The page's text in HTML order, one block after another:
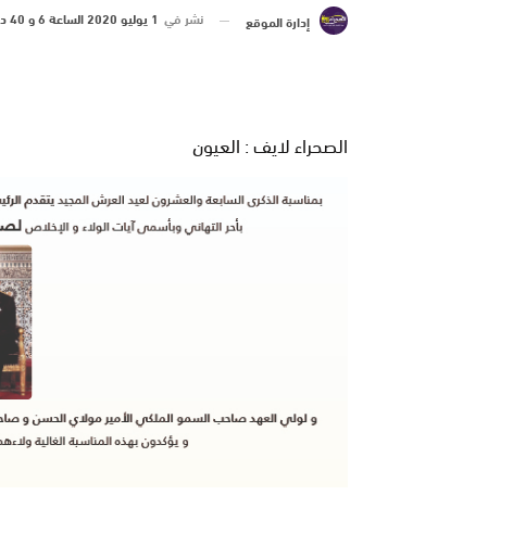
إدارة الموقع نشر في 1 يوليو 2020 الساعة 6 و 40 دقيقة
الصحراء لايف : العيون